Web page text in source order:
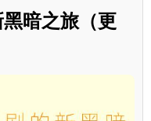
暗之旅（更